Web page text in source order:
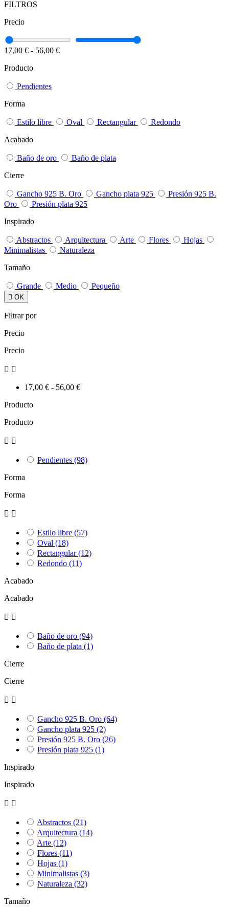
FILTROS
Precio
17,00 € - 56,00 €
Producto
Pendientes
Forma
Estilo libre Oval Rectangular
Redondo
Acabado
Baño de oro
Baño de plata
Cierre
Gancho 925 B. Oro Gancho plata 925
Presión 925 B.
Oro
Presión plata 925
Inspirado
Abstractos Arquitectura Arte Flores
Hojas
Minimalistas
Naturaleza
Tamaño
Grande Medio Pequeño
 OK
Filtrar por
Precio
Precio
 
17,00 € - 56,00 €
Producto
Producto
 
Pendientes (98)
Forma
Forma
 
Estilo libre (57)
Oval (18)
Rectangular(12)
Redondo (11)
Acabado
Acabado
 
Baño de oro (94)
Baño de plata (1)
Cierre
Cierre
 
Gancho 925 B. Oro (64)
Gancho plata 925 (2)
Presión 925 B. Oro (26)
Presión plata 925 (1)
Inspirado
Inspirado
 
Abstractos (21)
Arquitectura (14)
Arte (12)
Flores (11)
Hojas (1)
Minimalistas (3)
Naturaleza (32)
Tamaño